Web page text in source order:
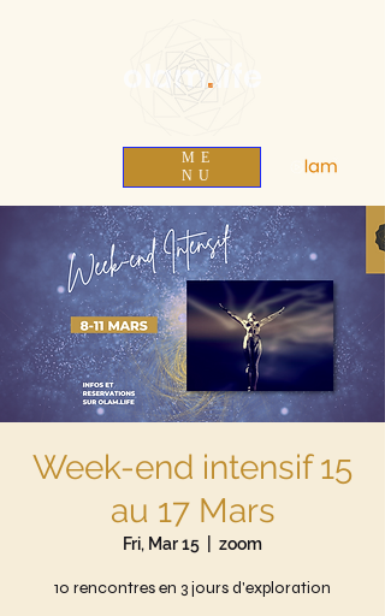
ME
NU
olam.life
Week-end intensif 15
au 17 Mars
Fri, Mar 15 zoom
10 rencontres en 3 jours d'exploration